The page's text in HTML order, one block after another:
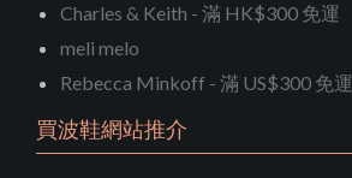
Charles & Keith - 滿 HK$300 免運
meli melo
Rebecca Minkoff - 滿 US$300 免運
買波鞋網站推介